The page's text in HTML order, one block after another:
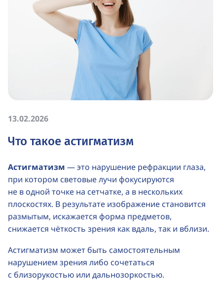
13.02.2026
Что такое астигматизм
Астигматизм — это нарушение рефракции глаза,
при котором световые лучи фокусируются
не в одной точке на сетчатке, а в нескольких
плоскостях. В результате изображение становится
размытым, искажается форма предметов,
снижается чёткость зрения как вдаль, так и вблизи.
Астигматизм может быть самостоятельным
нарушением зрения либо сочетаться
с близорукостью или дальнозоркостью.